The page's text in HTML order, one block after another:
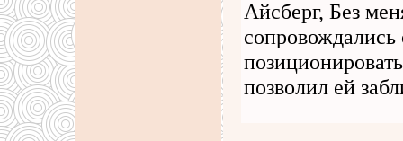
Айсберг, Без
позволил ей